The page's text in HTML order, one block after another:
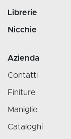
Librerie
Nicchie
Azienda
Contatti
Finiture
Maniglie
Cataloghi